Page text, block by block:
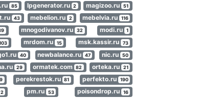
85 lpgenerator.ru 2 magizoo.ru 51
43 mebelion.ru 2 mebelvia.ru 116
mnogodivanov.ru 32 modi.ru 1
mrdom.ru 15 msk.kassir.ru 73
40 newbalance.ru 47 nic.ru 50
29 ormatek.com 82 orteka.ru 21
perekrestok.ru 81 perfekto.ru 190
2 pm.ru 53 poisondrop.ru 16